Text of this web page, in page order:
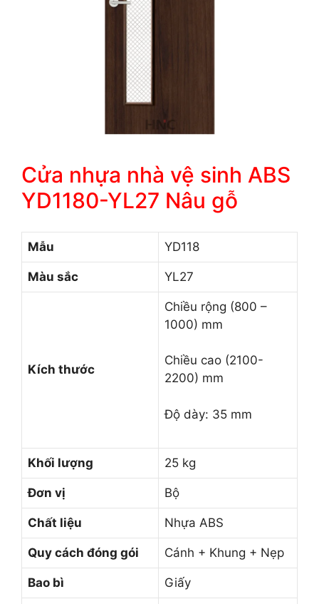
Cửa nhựa nhà vệ sinh ABS
YD1180-YL27 Nâu gỗ
Mẫu YD118
Màu sắc YL27
Kích thước
Chiều rộng (800 –
1000) mm
Chiều cao (2100-
2200) mm
Độ dày: 35 mm
Khối lượng 25 kg
Đơn vị Bộ
Chất liệu Nhựa ABS
Quy cách đóng gói Cánh + Khung + Nẹp
Bao bì Giấy